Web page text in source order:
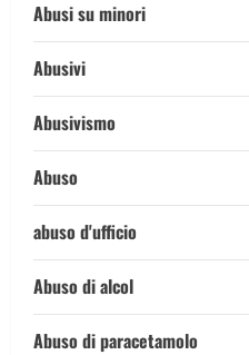
Abusi su minori
Abusivi
Abusivismo
Abuso
abuso d'ufficio
Abuso di alcol
Abuso di paracetamolo